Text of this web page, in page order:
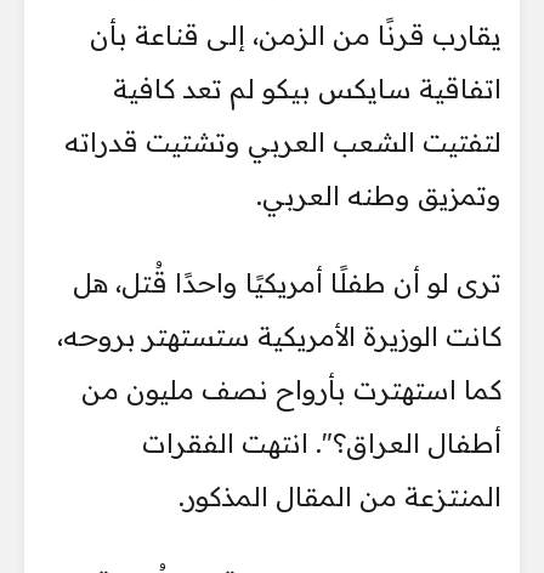
يقارب قرنًا من الزمن، إلى قناعة بأن
اتفاقية سايكس بيكو لم تعد كافية
لتفتيت الشعب العربي وتشتيت قدراته
وتمزيق وطنه العربي.
ترى لو أن طفلًا أمريكيًا واحدًا قُتل، هل
كانت الوزيرة الأمريكية ستستهتر بروحه،
كما استهترت بأرواح نصف مليون من
أطفال العراق؟". انتهت الفقرات
المنتزعة من المقال المذكور.